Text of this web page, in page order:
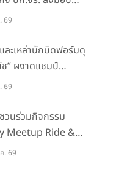
GS และ F 900
ะดับทักษะการขับขี่
าพตำรวจจราจร
69
ละเหล่านักบิดฟอร์มดุ
” ผงาดแชมป์
สนามติด “ข้าวกล้อง”
69
วนร่วมกิจกรรม
Meetup Ride &
กาแฟ พูดคุย แลก
. 69